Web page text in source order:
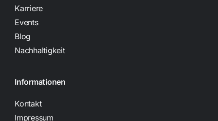
Karriere
Events
Blog
Nachhaltigkeit
Informationen
Kontakt
Impressum